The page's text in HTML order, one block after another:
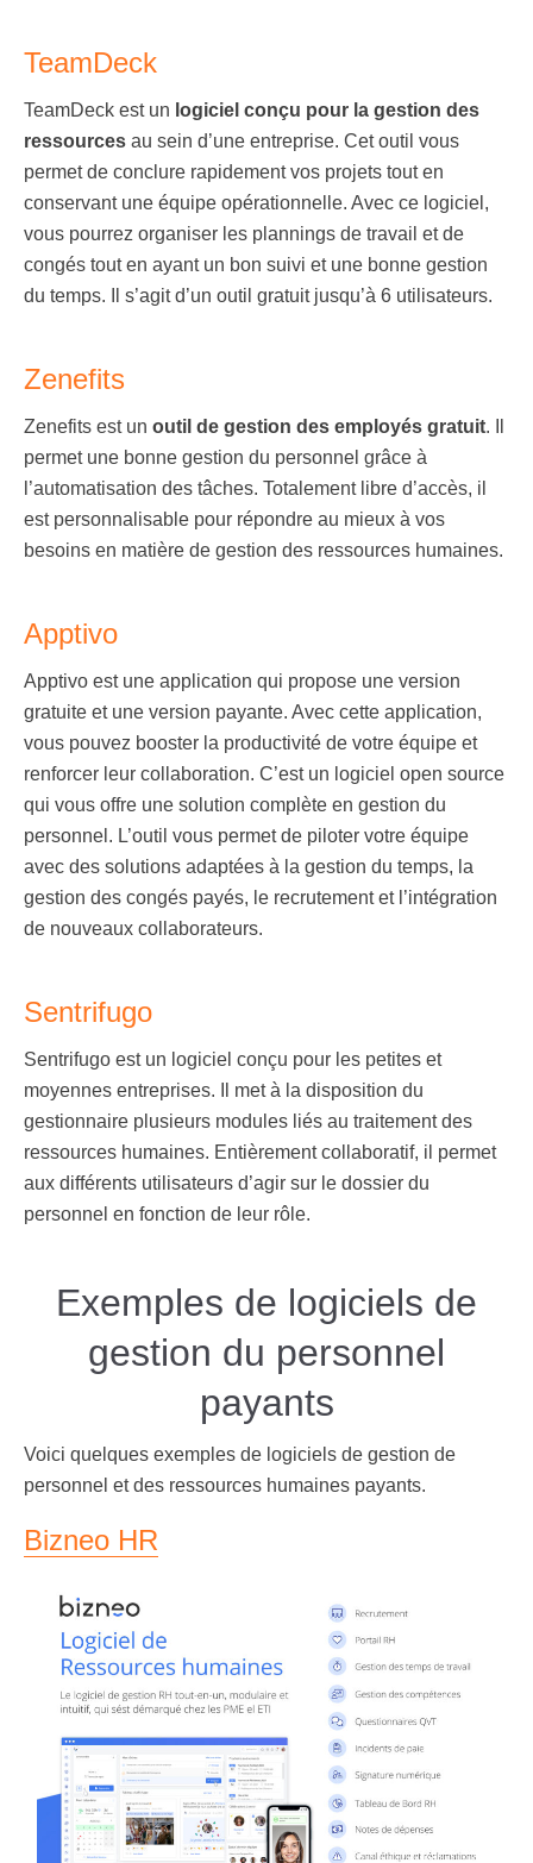
TeamDeck
TeamDeck est un logiciel conçu pour la gestion des
ressources au sein d’une entreprise. Cet outil vous
permet de conclure rapidement vos projets tout en
conservant une équipe opérationnelle. Avec ce logiciel,
vous pourrez organiser les plannings de travail et de
congés tout en ayant un bon suivi et une bonne gestion
du temps. Il s’agit d’un outil gratuit jusqu’à 6 utilisateurs.
Zenefits
Zenefits est un outil de gestion des employés gratuit. Il
permet une bonne gestion du personnel grâce à
l’automatisation des tâches. Totalement libre d’accès, il
est personnalisable pour répondre au mieux à vos
besoins en matière de gestion des ressources humaines.
Apptivo
Apptivo est une application qui propose une version
gratuite et une version payante. Avec cette application,
vous pouvez booster la productivité de votre équipe et
renforcer leur collaboration. C’est un logiciel open source
qui vous offre une solution complète en gestion du
personnel. L’outil vous permet de piloter votre équipe
avec des solutions adaptées à la gestion du temps, la
gestion des congés payés, le recrutement et l’intégration
de nouveaux collaborateurs.
Sentrifugo
Sentrifugo est un logiciel conçu pour les petites et
moyennes entreprises. Il met à la disposition du
gestionnaire plusieurs modules liés au traitement des
ressources humaines. Entièrement collaboratif, il permet
aux différents utilisateurs d’agir sur le dossier du
personnel en fonction de leur rôle.
Exemples de logiciels de
gestion du personnel
payants
Voici quelques exemples de logiciels de gestion de
personnel et des ressources humaines payants.
Bizneo HR